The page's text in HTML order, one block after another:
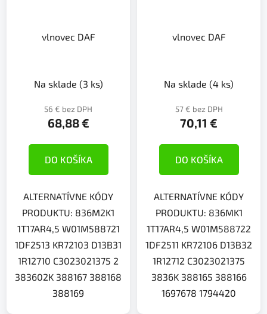
vlnovec DAF
Na sklade (3 ks)
56 € bez DPH
68,88 €
DO KOŠÍKA
ALTERNATÍVNE KÓDY
PRODUKTU: 836M2K1
1T17AR4,5 W01M588721
1DF2513 KR72103 D13B31
1R12710 C3023021375 2
383602K 388167 388168
388169
vlnovec DAF
Na sklade (4 ks)
57 € bez DPH
70,11 €
DO KOŠÍKA
ALTERNATÍVNE KÓDY
PRODUKTU: 836MK1
1T17AR4,5 W01M588722
1DF2511 KR72106 D13B32
1R12712 C3023021375
3836K 388165 388166
1697678 1794420